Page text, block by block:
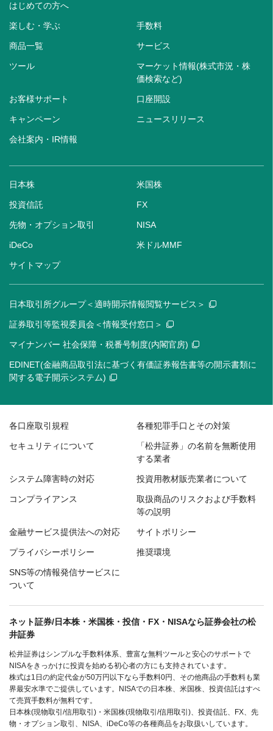
はじめての方へ
楽しむ・学ぶ 手数料
商品一覧 サービス
ツール
マーケット情報(株式市況・株
価検索など)
お客様サポート 口座開設
キャンペーン ニュースリリース
会社案内・IR情報
日本株 米国株
投資信託 FX
先物・オプション取引 NISA
iDeCo 米ドルMMF
サイトマップ
日本取引所グループ＜適時開示情報閲覧サービス＞
証券取引等監視委員会＜情報受付窓口＞
マイナンバー 社会保障・税番号制度(内閣官房)
EDINET(金融商品取引法に基づく有価証券報告書等の開示書類に
関する電子開示システム)
各口座取引規程 各種犯罪手口とその対策
セキュリティについて
「松井証券」の名前を無断使用
する業者
システム障害時の対応 投資用教材販売業者について
コンプライアンス
取扱商品のリスクおよび手数料
等の説明
金融サービス提供法への対応 サイトポリシー
プライバシーポリシー 推奨環境
SNS等の情報発信サービスに
ついて
ネット証券/日本株・米国株・投信・FX・NISAなら証券会社の松
井証券
松井証券はシンプルな手数料体系、豊富な無料ツールと安心のサポートで
NISAをきっかけに投資を始める初心者の方にも支持されています。
株式は1日の約定代金が50万円以下なら手数料0円、その他商品の手数料も業
界最安水準でご提供しています。NISAでの日本株、米国株、投資信託はすべ
て売買手数料が無料です。
日本株(現物取引/信用取引)・米国株(現物取引/信用取引)、投資信託、FX、先
物・オプション取引、NISA、iDeCo等の各種商品をお取扱いしています。